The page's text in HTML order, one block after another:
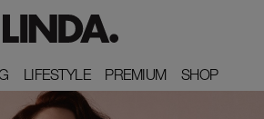
LIFESTYLE
LIFESTYLE PREMIUM
PREMIUM SHOP
SHOP